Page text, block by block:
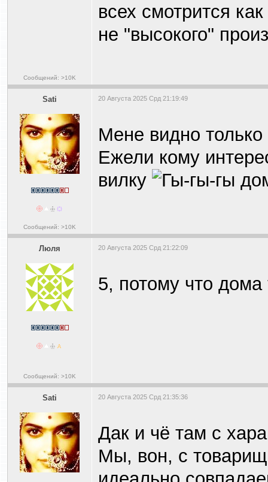
Сообщений: >10K
всех смотрится
не "высокого"
Sati
Сообщений: >10K
20 Августа 2025 Срд 21:19:49
Мене видно только
Ежели кому
вилку
Люля
Сообщений: >10K
20 Августа 2025 Срд 21:22:09
5, потому что дома
Sati 20 Августа 2025 Срд 21:35:36
Дак и чё там с
Мы, вон, с